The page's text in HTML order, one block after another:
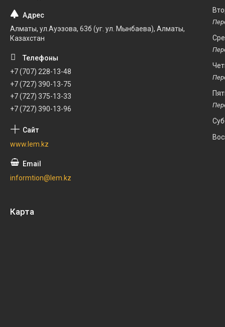
Алматы, ул.Ауэзова, 63б (уг. ул. Мынбаева), Алматы,
Казахстан
+7 (707) 228-13-48
+7 (727) 390-13-75
+7 (727) 375-13-33
+7 (727) 390-13-96
www.lem.kz
informtion@lem.kz
Карта